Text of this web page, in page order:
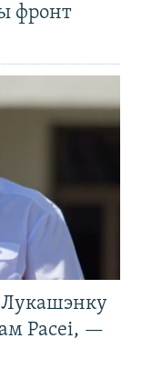
фронт
Лукашэнку
Расеі, —